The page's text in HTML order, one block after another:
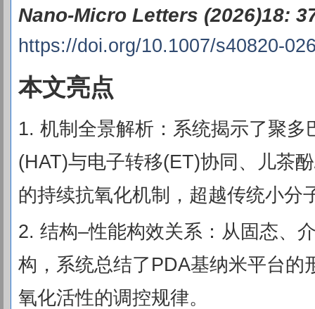
Nano-Micro Letters (2026)18:
https://doi.org/10.1007/s40820-
本文亮点
1. 机制全景解析：系统揭示了聚
(HAT)与电子转移(ET)协同、儿茶
的持续抗氧化机制，超越传统小分
2. 结构–性能构效关系：从固态、
构，系统总结了PDA基纳米平台的
氧化活性的调控规律。